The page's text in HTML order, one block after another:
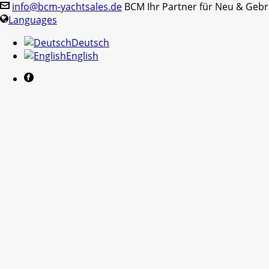
info@bcm-yachtsales.de BCM Ihr Partner für Neu &
Languages
Deutsch
English